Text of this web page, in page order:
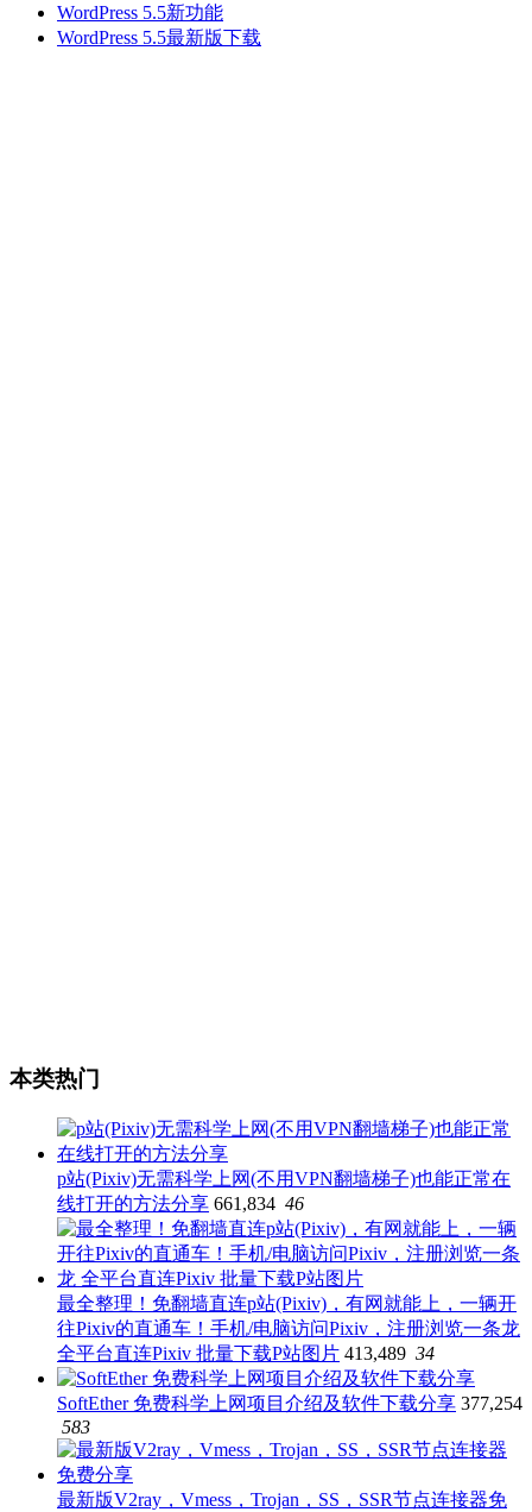
WordPress 5.5新功能
WordPress 5.5最新版下载
本类热门
p站(Pixiv)无需科学上网(不用VPN翻墙梯子)也能正常在
线打开的方法分享 661,834 46
最全整理！免翻墙直连p站(Pixiv)，有网就能上，一辆开
往Pixiv的直通车！手机/电脑访问Pixiv，注册浏览一条龙
全平台直连Pixiv 批量下载P站图片 413,489 34
SoftEther 免费科学上网项目介绍及软件下载分享 377,254
583
最新版V2ray，Vmess，Trojan，SS，SSR节点连接器免